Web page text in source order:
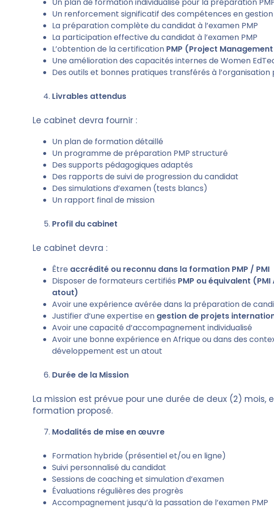
Un renforcement significatif des compétences en
La préparation complète du candidat à l’examen PMP
La participation effective du candidat à l’examen PMP
L’obtention de la certification PMP (Project
Une amélioration des capacités internes de Women
Des outils et bonnes pratiques transférés à
Livrables attendus
Le cabinet devra fournir :
Un plan de formation détaillé
Un programme de préparation PMP structuré
Des supports pédagogiques adaptés
Des rapports de suivi de progression du candidat
Des simulations d’examen (tests blancs)
Un rapport final de mission
Profil du cabinet
Le cabinet devra :
Être accrédité ou reconnu dans la formation PMP / PMI
Disposer de formateurs certifiés PMP ou équivalent
atout)
Avoir une expérience avérée dans la préparation de
Justifier d’une expertise en gestion de projets
Avoir une capacité d’accompagnement individualisé
Avoir une bonne expérience en Afrique ou dans des
développement est un atout
Durée de la Mission
La mission est prévue pour une durée de deux (2)
formation proposé.
Modalités de mise en œuvre
Formation hybride (présentiel et/ou en ligne)
Suivi personnalisé du candidat
Sessions de coaching et simulation d’examen
Évaluations régulières des progrès
Accompagnement jusqu’à la passation de l’examen PMP